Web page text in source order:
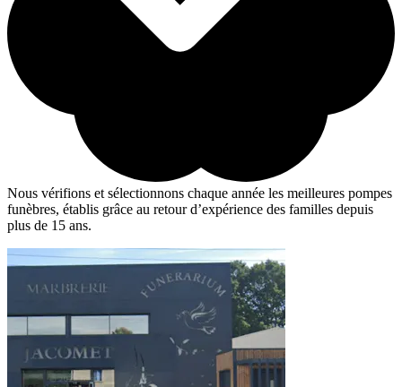
Nous vérifions et sélectionnons chaque année les meilleures pompes
funèbres, établis grâce au retour d’expérience des familles depuis
plus de 15 ans.